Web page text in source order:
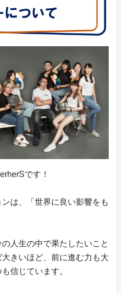
です！
は、「世界に良い影響をも
人生の中で果たしたいこと
きいほど、前に進む力も大
信じています。